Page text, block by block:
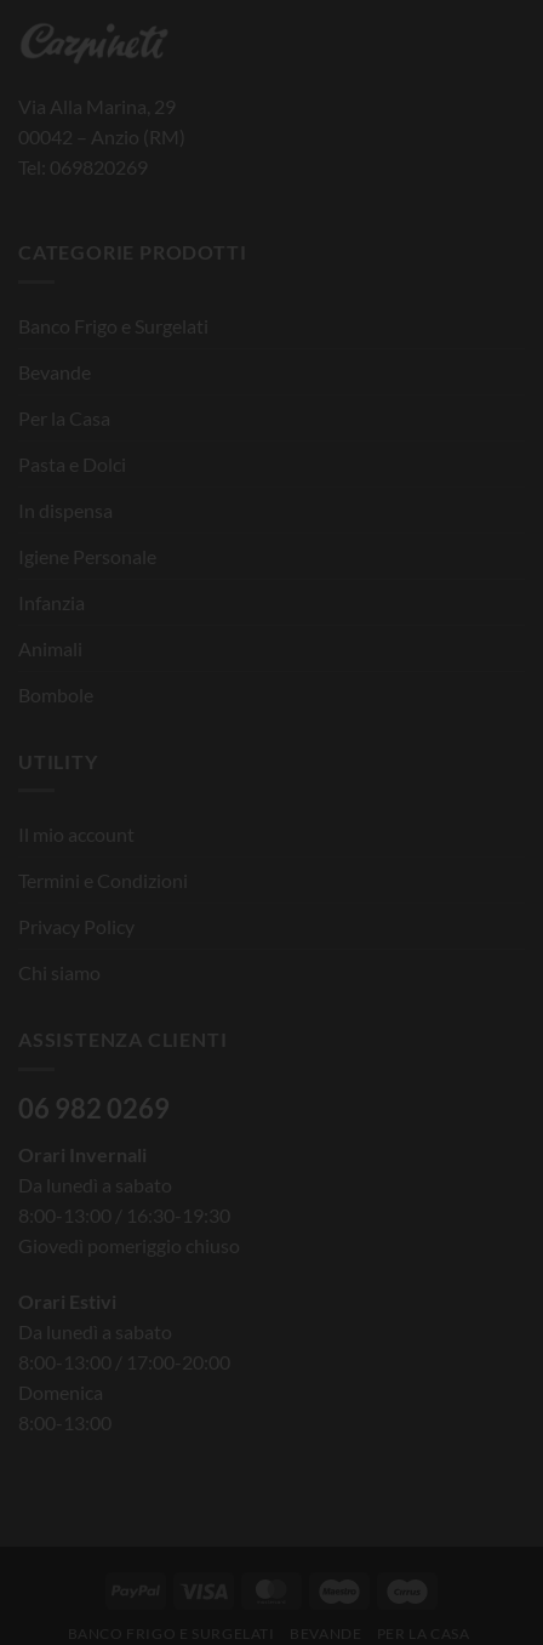
Via Alla Marina, 29
00042 – Anzio (RM)
Tel: 069820269
CATEGORIE PRODOTTI
Banco Frigo e Surgelati
Bevande
Per la Casa
Pasta e Dolci
In dispensa
Igiene Personale
Infanzia
Animali
Bombole
UTILITY
Il mio account
Termini e Condizioni
Privacy Policy
Chi siamo
ASSISTENZA CLIENTI
06 982 0269
Orari Invernali
Da lunedì a sabato
8:00-13:00 / 16:30-19:30
Giovedì pomeriggio chiuso
Orari Estivi
Da lunedì a sabato
8:00-13:00 / 17:00-20:00
Domenica
8:00-13:00